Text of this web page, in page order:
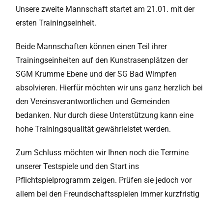
Unsere zweite Mannschaft startet am 21.01. mit der
ersten Trainingseinheit.
Beide Mannschaften können einen Teil ihrer
Trainingseinheiten auf den Kunstrasenplätzen der
SGM Krumme Ebene und der SG Bad Wimpfen
absolvieren. Hierfür möchten wir uns ganz herzlich bei
den Vereinsverantwortlichen und Gemeinden
bedanken. Nur durch diese Unterstützung kann eine
hohe Trainingsqualität gewährleistet werden.
Zum Schluss möchten wir Ihnen noch die Termine
unserer Testspiele und den Start ins
Pflichtspielprogramm zeigen. Prüfen sie jedoch vor
allem bei den Freundschaftsspielen immer kurzfristig